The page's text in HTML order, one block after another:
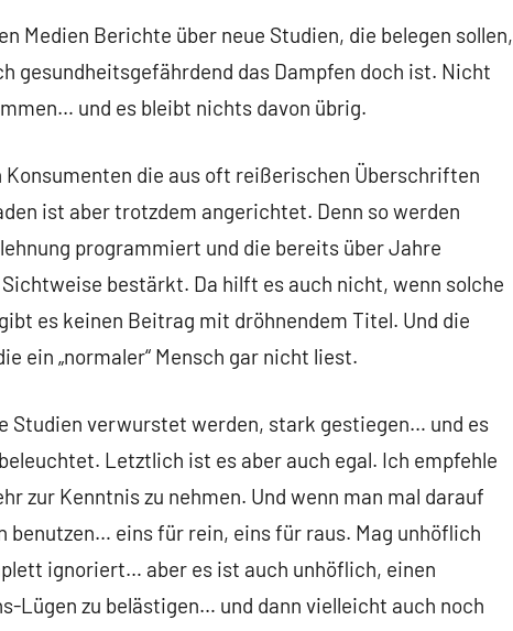
Medien Berichte über neue Studien, die belegen sollen,
gesundheitsgefährdend das Dampfen doch ist. Nicht
und es bleibt nichts davon übrig.
die aus oft reißerischen Überschriften
ist aber trotzdem angerichtet. Denn so werden
programmiert und die bereits über Jahre
bestärkt. Da hilft es auch nicht, wenn solche
es keinen Beitrag mit dröhnendem Titel. Und die
ein „normaler“ Mensch gar nicht liest.
Studien verwurstet werden, stark gestiegen… und es
Letztlich ist es aber auch egal. Ich empfehle
zur Kenntnis zu nehmen. Und wenn man mal darauf
eins für rein, eins für raus. Mag unhöflich
ignoriert… aber es ist auch unhöflich, einen
Lügen zu belästigen… und dann vielleicht auch noch